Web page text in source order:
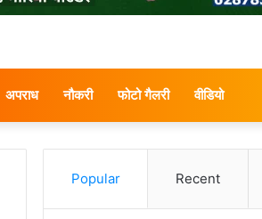
अपराध नौकरी फोटो गैलरी वीडियो
Popular Recent